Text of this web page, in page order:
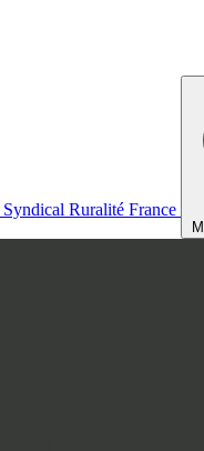
Syndical Ruralité France